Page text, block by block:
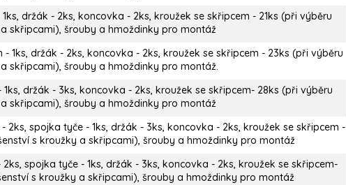
držák - 2ks, koncovka - 2ks, kroužek se skřipcem - 21ks (při výběru
skřipcami), šrouby a hmoždinky pro montáž
1ks, držák - 2ks, koncovka - 2ks, kroužek se skřipcem - 23ks (při výběru
skřipcami), šrouby a hmoždinky pro montáž.
držák - 3ks, koncovka - 2ks, kroužek se skřipcem- 28ks (při výběru
skřipcami), šrouby a hmoždinky pro montáž
- 2ks, spojka tyče - 1ks, držák - 3ks, koncovka - 2ks, kroužek se skřipcem -
s kroužky a skřipcami), šrouby a hmoždinky pro montáž
2ks, spojka tyče - 1ks, držák - 3ks, koncovka - 2ks, kroužek se skřipcem-
s kroužky a skřipcami), šrouby a hmoždinky pro montáž